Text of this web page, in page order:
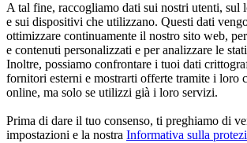
A tal fine, raccogliamo dati sui nostri utenti, sul
e sui dispositivi che utilizzano. Questi dati
ottimizzare continuamente il nostro sito web,
e contenuti personalizzati e per analizzare le
Inoltre, possiamo confrontare i tuoi dati
fornitori esterni e mostrarti offerte tramite i loro
online, ma solo se utilizzi già i loro servizi.
Prima di dare il tuo consenso, ti preghiamo di
impostazioni e la nostra Informativa sulla